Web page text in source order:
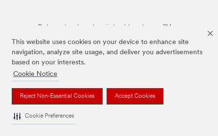
This website uses cookies on your device to enhance site
navigation, analyze site usage, and deliver you advertisements
based on your interests.
Cookie Notice
Reject Non-Essential Cookies Accept Cookies
Cookie Preferences
De bovenstaande merken zijn handelsmerken van 3M.we